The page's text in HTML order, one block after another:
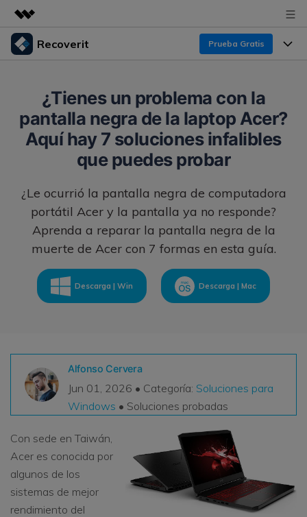
Productos destacados
Utilidades
Empresas
Resumen
Soluciones
Quiénes somos
Tienda
Soporte
Recoverit Prueba Gratis
Recoverit para Windows
Líder en recuperación para Windows
Recoverit para Mac
Pruébalo Gratis
Recoverit Gratis
Recupera datos perdidos/eliminados gratis
Pruébalo Gratis
Otros Productos
Repairit - Reparar Datos
Funciones
Recuperar de Unidades
Recuperar Medios Borrados
Soluciones de Recuperación Exclusivas Nuevo
Recuperar Documentos
Escenarios de Pérdida de Datos
Por qué Recoverit
Experto en Recuperación de Datos
Historias de Clientes
Temas Destacados
DESCARGAR
search
¿Tienes un problema con la
pantalla negra de la laptop Acer?
Aquí hay 7 soluciones infalibles
que puedes probar
¿Le ocurrió la pantalla negra de computadora
portátil Acer y la pantalla ya no responde?
Aprenda a reparar la pantalla negra de la
muerte de Acer con 7 formas en esta guía.
Descarga | Win Descarga | Mac
Alfonso Cervera
Jun 01, 2026 • Categoría: Soluciones para
Windows • Soluciones probadas
Con sede en Taiwán,
Acer es conocida por
algunos de los
sistemas de mejor
rendimiento del